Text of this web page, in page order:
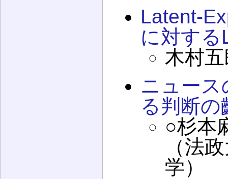
Latent-
に対する
木村
ニュー
る判断の
○杉本
（法
学）